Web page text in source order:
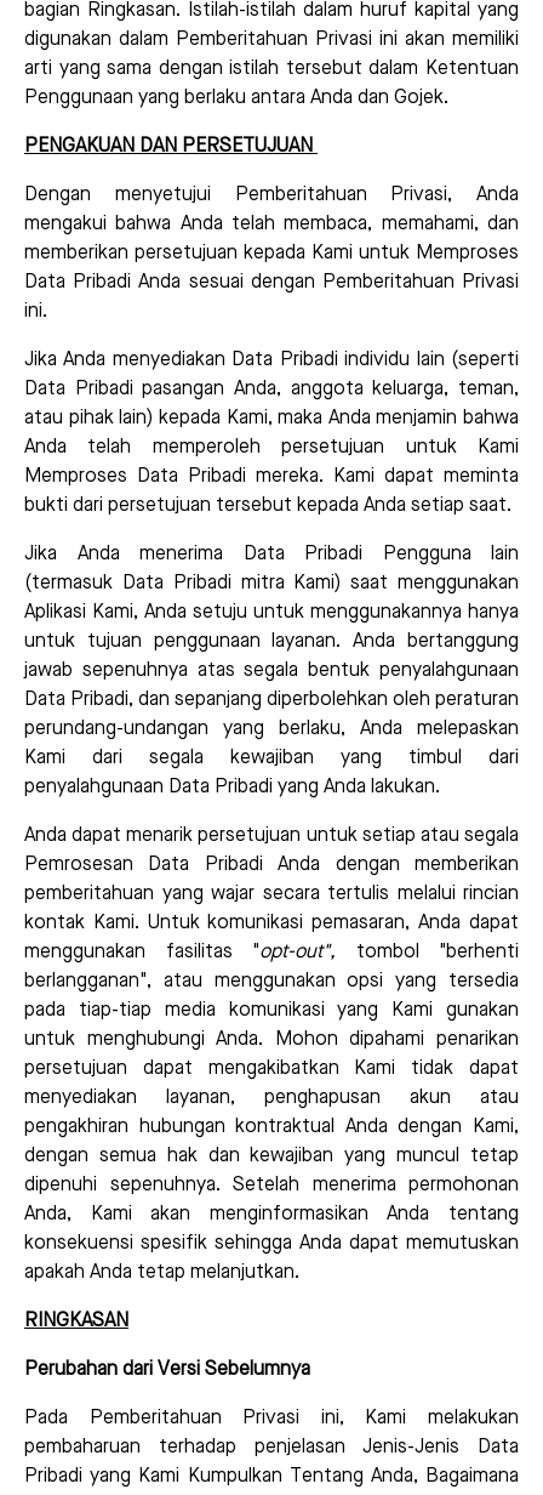
bagian Ringkasan. Istilah-istilah dalam huruf kapital yang
digunakan dalam Pemberitahuan Privasi ini akan memiliki
arti yang sama dengan istilah tersebut dalam Ketentuan
Penggunaan yang berlaku antara Anda dan Gojek.
PENGAKUAN DAN PERSETUJUAN
Dengan menyetujui Pemberitahuan Privasi, Anda
mengakui bahwa Anda telah membaca, memahami, dan
memberikan persetujuan kepada Kami untuk Memproses
Data Pribadi Anda sesuai dengan Pemberitahuan Privasi
ini.
Jika Anda menyediakan Data Pribadi individu lain (seperti
Data Pribadi pasangan Anda, anggota keluarga, teman,
atau pihak lain) kepada Kami, maka Anda menjamin bahwa
Anda telah memperoleh persetujuan untuk Kami
Memproses Data Pribadi mereka. Kami dapat meminta
bukti dari persetujuan tersebut kepada Anda setiap saat.
Jika Anda menerima Data Pribadi Pengguna lain
(termasuk Data Pribadi mitra Kami) saat menggunakan
Aplikasi Kami, Anda setuju untuk menggunakannya hanya
untuk tujuan penggunaan layanan. Anda bertanggung
jawab sepenuhnya atas segala bentuk penyalahgunaan
Data Pribadi, dan sepanjang diperbolehkan oleh peraturan
perundang-undangan yang berlaku, Anda melepaskan
Kami dari segala kewajiban yang timbul dari
penyalahgunaan Data Pribadi yang Anda lakukan.
Anda dapat menarik persetujuan untuk setiap atau segala
Pemrosesan Data Pribadi Anda dengan memberikan
pemberitahuan yang wajar secara tertulis melalui rincian
kontak Kami. Untuk komunikasi pemasaran, Anda dapat
menggunakan fasilitas "opt-out", tombol "berhenti
berlangganan", atau menggunakan opsi yang tersedia
pada tiap-tiap media komunikasi yang Kami gunakan
untuk menghubungi Anda. Mohon dipahami penarikan
persetujuan dapat mengakibatkan Kami tidak dapat
menyediakan layanan, penghapusan akun atau
pengakhiran hubungan kontraktual Anda dengan Kami,
dengan semua hak dan kewajiban yang muncul tetap
dipenuhi sepenuhnya. Setelah menerima permohonan
Anda, Kami akan menginformasikan Anda tentang
konsekuensi spesifik sehingga Anda dapat memutuskan
apakah Anda tetap melanjutkan.
RINGKASAN
Perubahan dari Versi Sebelumnya
Pada Pemberitahuan Privasi ini, Kami melakukan
pembaharuan terhadap penjelasan Jenis-Jenis Data
Pribadi yang Kami Kumpulkan Tentang Anda, Bagaimana